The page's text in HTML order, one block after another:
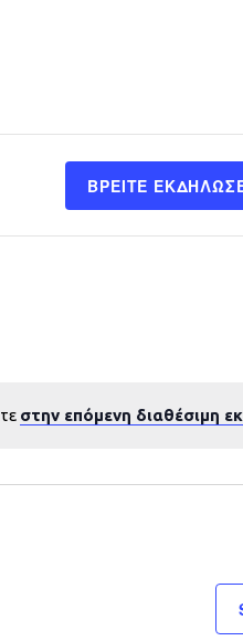
στην επόμενη διαθέσιμη
ΒΡΕΊΤΕ